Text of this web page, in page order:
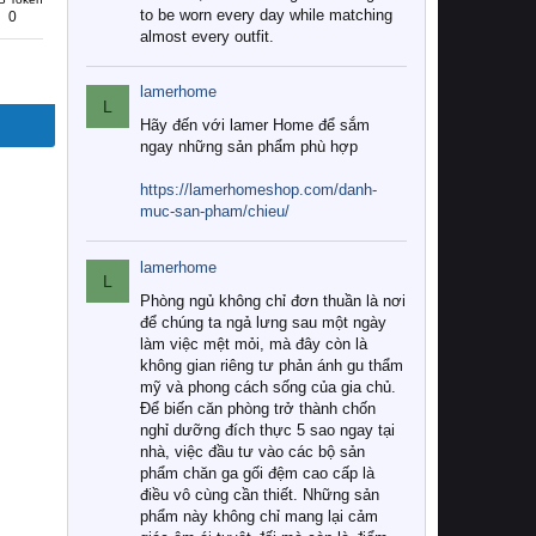
0
to be worn every day while matching
almost every outfit.
L
lamerhome
Hãy đến với lamer Home để sắm
ngay những sản phẩm phù hợp
https://lamerhomeshop.com/danh-
muc-san-pham/chieu/
L
lamerhome
Phòng ngủ không chỉ đơn thuần là nơi
để chúng ta ngả lưng sau một ngày
làm việc mệt mỏi, mà đây còn là
không gian riêng tư phản ánh gu thẩm
mỹ và phong cách sống của gia chủ.
Để biến căn phòng trở thành chốn
nghỉ dưỡng đích thực 5 sao ngay tại
nhà, việc đầu tư vào các bộ sản
phẩm chăn ga gối đệm cao cấp là
điều vô cùng cần thiết. Những sản
phẩm này không chỉ mang lại cảm